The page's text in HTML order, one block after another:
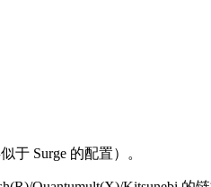
于 Surge 的配置）。